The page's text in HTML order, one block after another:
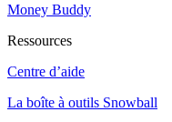
Money Buddy
Ressources
Centre d’aide
La boîte à outils Snowball